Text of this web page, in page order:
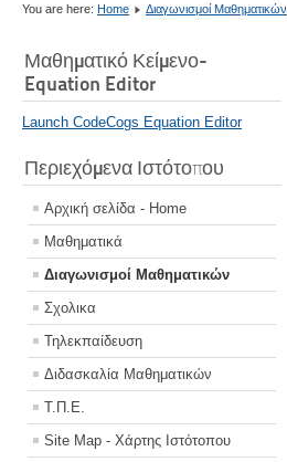
You are here: Home Διαγωνισμοί Μαθηματικών
Μαθηματικό Κείμενο-
Equation Editor
Launch CodeCogs Equation Editor
Περιεχόμενα Ιστότοπου
Αρχική σελίδα - Home
Μαθηματικά
Διαγωνισμοί Μαθηματικών
Σχολικα
Τηλεκπαίδευση
Διδασκαλία Μαθηματικών
Τ.Π.Ε.
Site Map - Χάρτης Ιστότοπου